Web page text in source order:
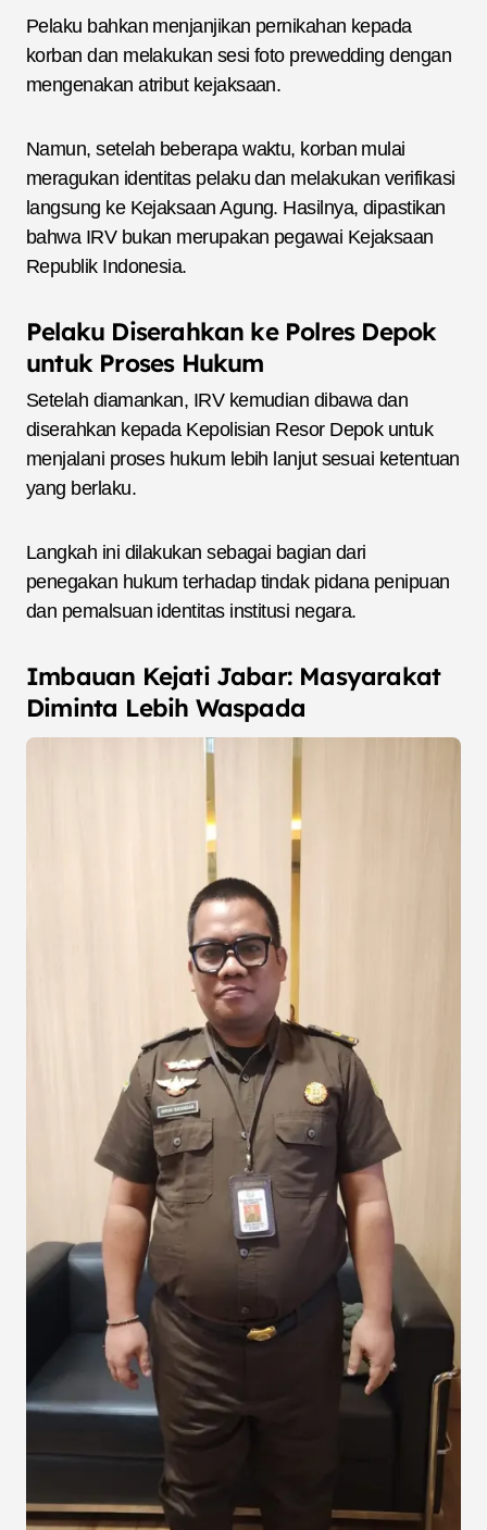
Pelaku bahkan menjanjikan pernikahan kepada
korban dan melakukan sesi foto prewedding dengan
mengenakan atribut kejaksaan.
Namun, setelah beberapa waktu, korban mulai
meragukan identitas pelaku dan melakukan verifikasi
langsung ke Kejaksaan Agung. Hasilnya, dipastikan
bahwa IRV bukan merupakan pegawai Kejaksaan
Republik Indonesia.
Pelaku Diserahkan ke Polres Depok
untuk Proses Hukum
Setelah diamankan, IRV kemudian dibawa dan
diserahkan kepada Kepolisian Resor Depok untuk
menjalani proses hukum lebih lanjut sesuai ketentuan
yang berlaku.
Langkah ini dilakukan sebagai bagian dari
penegakan hukum terhadap tindak pidana penipuan
dan pemalsuan identitas institusi negara.
Imbauan Kejati Jabar: Masyarakat
Diminta Lebih Waspada